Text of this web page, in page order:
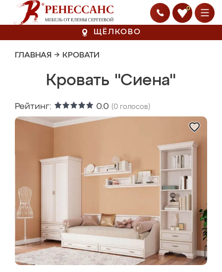
0
ЩЁЛКОВО
ГЛАВНАЯ → КРОВАТИ
Кровать "Сиена"
Рейтинг: 0.0 (0 голосов)